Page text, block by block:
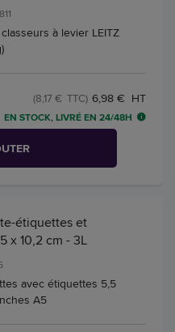
à levier LEITZ
6,98 € HT
(8,17 € TTC)
EN STOCK, LIVRÉ EN 24/48H
étiquettes et
x 10,2 cm - 3L
avec étiquettes 5,5
A5